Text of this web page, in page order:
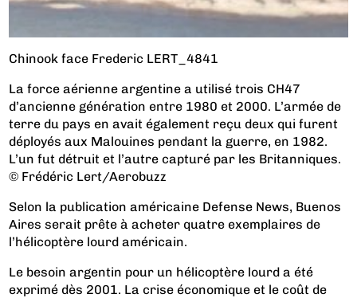
Chinook face Frederic LERT_4841
La force aérienne argentine a utilisé trois CH47
d’ancienne génération entre 1980 et 2000. L’armée de
terre du pays en avait également reçu deux qui furent
déployés aux Malouines pendant la guerre, en 1982.
L’un fut détruit et l’autre capturé par les Britanniques.
© Frédéric Lert/Aerobuzz
Selon la publication américaine Defense News, Buenos
Aires serait prête à acheter quatre exemplaires de
l’hélicoptère lourd américain.
Le besoin argentin pour un hélicoptère lourd a été
exprimé dès 2001. La crise économique et le coût de